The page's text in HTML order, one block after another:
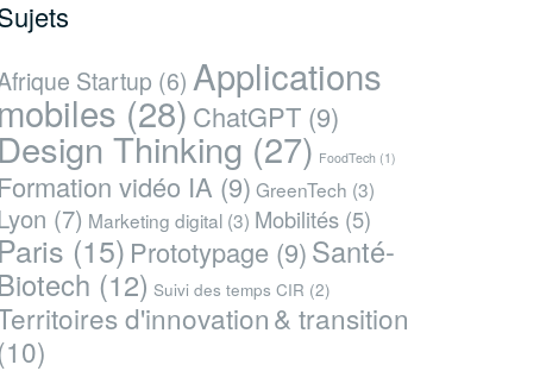
Startup (6) Applications
mobiles (28) ChatGPT (9)
Design Thinking (27) FoodTech (1)
Formation vidéo IA (9) GreenTech (3)
(7) Marketing digital (3) Mobilités (5)
Paris (15) Prototypage (9)Santé-
Biotech (12) Suivi des temps CIR (2)
d'innovation & transition